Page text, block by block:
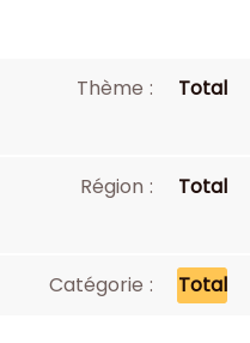
Thème : Total
Région : Total
Catégorie : Total